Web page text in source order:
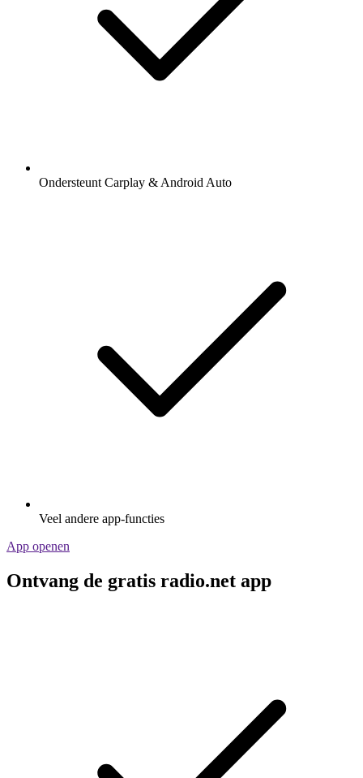
Ondersteunt Carplay & Android Auto
Veel andere app-functies
App openen
Ontvang de gratis radio.net app